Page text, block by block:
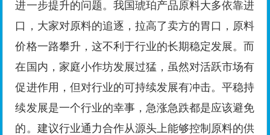
进一步提升的问题。我国琥珀产品原料大多依靠进
口，大家对原料的追逐，拉高了卖方的胃口，原料
价格一路攀升，这不利于行业的长期稳定发展。而
在国内，家庭小作坊发展过猛，虽然对活跃市场有
促进作用，但对行业的可持续发展有冲击。平稳持
续发展是一个行业的幸事，急涨急跌都是应该避免
的。建议行业通力合作从源头上能够控制原料的供